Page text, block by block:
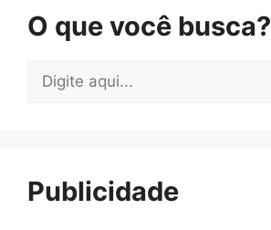
O que você busca?
Publicidade